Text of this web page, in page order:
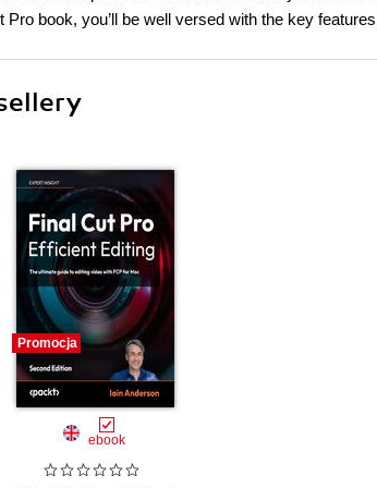
Pro book, you’ll be well versed with the key
Promocja
ebook